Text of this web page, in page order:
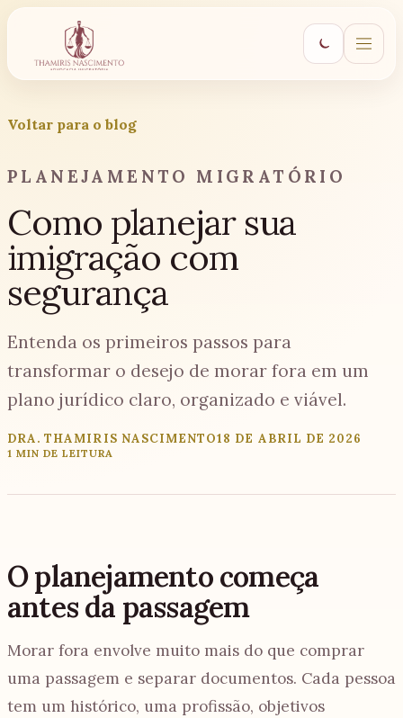
Voltar para o blog
PLANEJAMENTO MIGRATÓRIO
Como planejar sua
imigração com
segurança
Entenda os primeiros passos para
transformar o desejo de morar fora em um
plano jurídico claro, organizado e viável.
DRA. THAMIRIS NASCIMENTO18 DE ABRIL DE 2026
1 MIN DE LEITURA
O planejamento começa
antes da passagem
Morar fora envolve muito mais do que comprar
uma passagem e separar documentos. Cada pessoa
tem um histórico, uma profissão, objetivos